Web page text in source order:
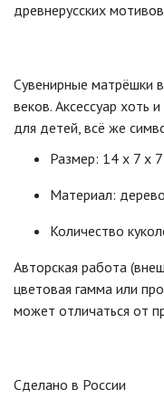
древнерусских
Сувенирные матрёшки
веков. Аксессуар хоть
для детей, всё же
Размер: 14 х 7 х
Материал: дерево
Количество
Авторская работа
цветовая гамма или
может отличаться от
Сделано в России